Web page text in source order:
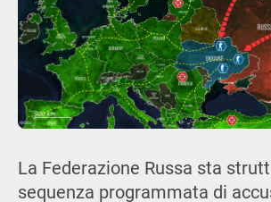
La Federazione Russa sta
sequenza programmata di